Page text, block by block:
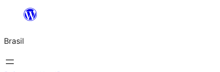
o
conteúdo
Brasil